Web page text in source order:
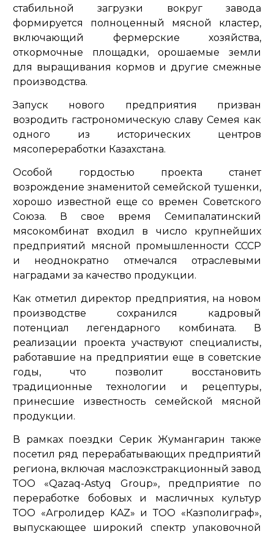
стабильной загрузки вокруг завода
формируется полноценный мясной кластер,
включающий фермерские хозяйства,
откормочные площадки, орошаемые земли
для выращивания кормов и другие смежные
производства.
Запуск нового предприятия призван
возродить гастрономическую славу Семея как
одного из исторических центров
мясопереработки Казахстана.
Особой гордостью проекта станет
возрождение знаменитой семейской тушенки,
хорошо известной еще со времен Советского
Союза. В свое время Семипалатинский
мясокомбинат входил в число крупнейших
предприятий мясной промышленности СССР
и неоднократно отмечался отраслевыми
наградами за качество продукции.
Как отметил директор предприятия, на новом
производстве сохранился кадровый
потенциал легендарного комбината. В
реализации проекта участвуют специалисты,
работавшие на предприятии еще в советские
годы, что позволит восстановить
традиционные технологии и рецептуры,
принесшие известность семейской мясной
продукции.
В рамках поездки Серик Жумангарин также
посетил ряд перерабатывающих предприятий
региона, включая маслоэкстракционный завод
ТОО «Qazaq-Astyq Group», предприятие по
переработке бобовых и масличных культур
ТОО «Агролидер KAZ» и ТОО «Казполиграф»,
выпускающее широкий спектр упаковочной